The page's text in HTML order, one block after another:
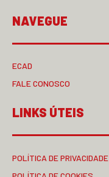
NAVEGUE
ECAD
FALE CONOSCO
LINKS ÚTEIS
POLÍTICA DE PRIVACIDADE